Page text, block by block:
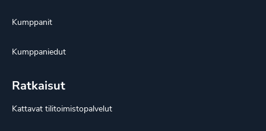
Kumppanit
Kumppaniedut
Ratkaisut
Kattavat tilitoimistopalvelut